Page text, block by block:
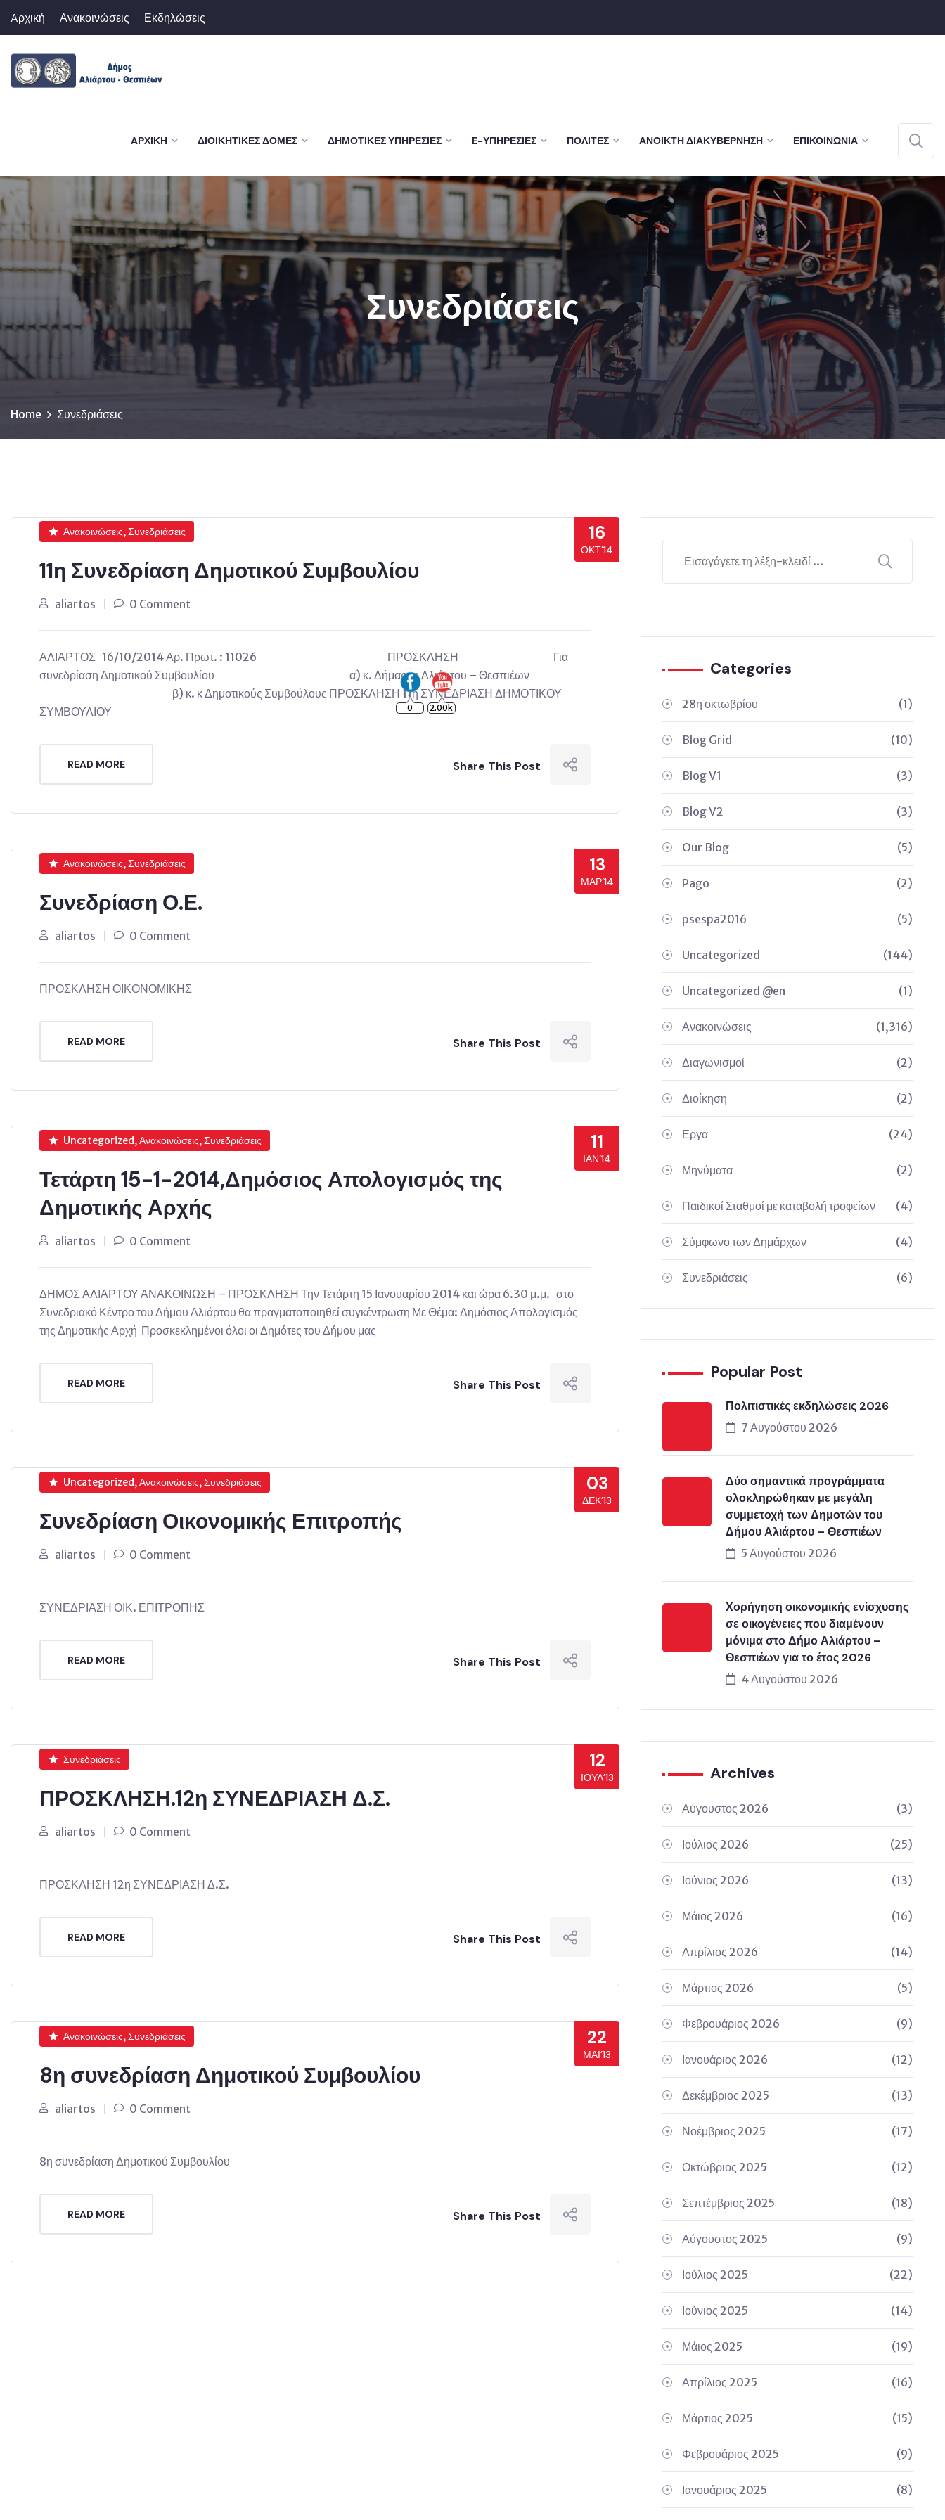
Aρχική Ανακοινώσεις Εκδηλώσεις
AΡΧΙΚΉ ΔΙΟΙΚΗΤΙΚΈΣ ΔΟΜΈΣ ΔΗΜΟΤΙΚΈΣ ΥΠΗΡΕΣΊΕΣ E-ΥΠΗΡΕΣΊΕΣ ΠΟΛΊΤΕΣ ΑΝΟΙΚΤΉ ΔΙΑΚΥΒΈΡΝΗΣΗ ΕΠΙΚΟΙΝΩΝΊΑ
Συνεδριάσεις
Home Συνεδριάσεις
16
ΟΚΤ’14
Ανακοινώσεις, Συνεδριάσεις
11η Συνεδρίαση Δημοτικού Συμβουλίου
aliartos 0 Comment
ΑΛΙΑΡΤΟΣ 16/10/2014 Αρ. Πρωτ. : 11026 ΠΡΟΣΚΛΗΣΗ Για
συνεδρίαση Δημοτικού Συμβουλίου α) κ. Δήμαρχο Αλιάρτου – Θεσπιέων
β) κ. κ Δημοτικούς Συμβούλους ΠΡΟΣΚΛΗΣΗ 11η ΣΥΝΕΔΡΙΑΣΗ ΔΗΜΟΤΙΚΟΥ
ΣΥΜΒΟΥΛΙΟΥ
READ MORE Share This Post
13
ΜΑΡ’14
Ανακοινώσεις, Συνεδριάσεις
Συνεδρίαση Ο.Ε.
aliartos 0 Comment
ΠΡΟΣΚΛΗΣΗ ΟΙΚΟΝΟΜΙΚΗΣ
READ MORE Share This Post
11
ΙΑΝ’14
Uncategorized, Ανακοινώσεις, Συνεδριάσεις
Τετάρτη 15-1-2014,Δημόσιος Απολογισμός της
Δημοτικής Αρχής
aliartos 0 Comment
ΔΗΜΟΣ ΑΛΙΑΡΤΟΥ ΑΝΑΚΟΙΝΩΣΗ – ΠΡΟΣΚΛΗΣΗ Την Τετάρτη 15 Ιανουαρίου 2014 και ώρα 6.30 μ.μ. στο
Συνεδριακό Κέντρο του Δήμου Αλιάρτου θα πραγματοποιηθεί συγκέντρωση Με Θέμα: Δημόσιος Απολογισμός
της Δημοτικής Αρχή Προσκεκλημένοι όλοι οι Δημότες του Δήμου μας
READ MORE Share This Post
03
ΔΕΚ’13
Uncategorized, Ανακοινώσεις, Συνεδριάσεις
Συνεδρίαση Οικονομικής Επιτροπής
aliartos 0 Comment
ΣΥΝΕΔΡΙΑΣΗ ΟΙΚ. ΕΠΙΤΡΟΠΗΣ
READ MORE Share This Post
12
ΙΟΎΛ’13
Συνεδριάσεις
ΠΡΟΣΚΛΗΣΗ.12η ΣΥΝΕΔΡΙΑΣΗ Δ.Σ.
aliartos 0 Comment
ΠΡΟΣΚΛΗΣΗ 12η ΣΥΝΕΔΡΙΑΣΗ Δ.Σ.
READ MORE Share This Post
22
ΜΆΙ’13
Ανακοινώσεις, Συνεδριάσεις
8η συνεδρίαση Δημοτικού Συμβουλίου
aliartos 0 Comment
8η συνεδρίαση Δημοτικού Συμβουλίου
READ MORE Share This Post
Categories
28η οκτωβρίου (1)
Blog Grid (10)
Blog V1 (3)
Blog V2 (3)
Our Blog (5)
Pago (2)
psespa2016 (5)
Uncategorized (144)
Uncategorized @en (1)
Ανακοινώσεις (1,316)
Διαγωνισμοί (2)
Διοίκηση (2)
Εργα (24)
Μηνύματα (2)
Παιδικοί Σταθμοί με καταβολή τροφείων (4)
Σύμφωνο των Δημάρχων (4)
Συνεδριάσεις (6)
Popular Post
Πολιτιστικές εκδηλώσεις 2026
7 Αυγούστου 2026
Δύο σημαντικά προγράμματα
ολοκληρώθηκαν με μεγάλη
συμμετοχή των Δημοτών του
Δήμου Αλιάρτου – Θεσπιέων
5 Αυγούστου 2026
Χορήγηση οικονομικής ενίσχυσης
σε οικογένειες που διαμένουν
μόνιμα στο Δήμο Αλιάρτου –
Θεσπιέων για το έτος 2026
4 Αυγούστου 2026
Archives
Αύγουστος 2026 (3)
Ιούλιος 2026 (25)
Ιούνιος 2026 (13)
Μάιος 2026 (16)
Απρίλιος 2026 (14)
Μάρτιος 2026 (5)
Φεβρουάριος 2026 (9)
Ιανουάριος 2026 (12)
Δεκέμβριος 2025 (13)
Νοέμβριος 2025 (17)
Οκτώβριος 2025 (12)
Σεπτέμβριος 2025 (18)
Αύγουστος 2025 (9)
Ιούλιος 2025 (22)
Ιούνιος 2025 (14)
Μάιος 2025 (19)
Απρίλιος 2025 (16)
Μάρτιος 2025 (15)
Φεβρουάριος 2025 (9)
Ιανουάριος 2025 (8)
0 2.00k